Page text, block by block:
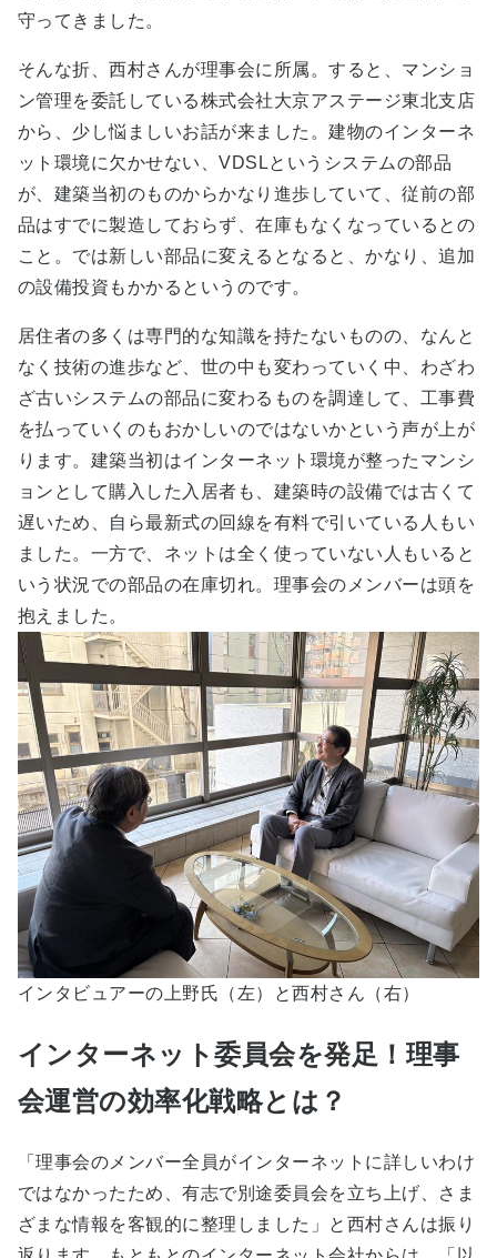
守ってきました。
そんな折、西村さんが理事会に所属。すると、マンショ
ン管理を委託している株式会社大京アステージ東北支店
から、少し悩ましいお話が来ました。建物のインターネ
ット環境に欠かせない、VDSLというシステムの部品
が、建築当初のものからかなり進歩していて、従前の部
品はすでに製造しておらず、在庫もなくなっているとの
こと。では新しい部品に変えるとなると、かなり、追加
の設備投資もかかるというのです。
居住者の多くは専門的な知識を持たないものの、なんと
なく技術の進歩など、世の中も変わっていく中、わざわ
ざ古いシステムの部品に変わるものを調達して、工事費
を払っていくのもおかしいのではないかという声が上が
ります。建築当初はインターネット環境が整ったマンシ
ョンとして購入した入居者も、建築時の設備では古くて
遅いため、自ら最新式の回線を有料で引いている人もい
ました。一方で、ネットは全く使っていない人もいると
いう状況での部品の在庫切れ。理事会のメンバーは頭を
抱えました。
インタビュアーの上野氏（左）と西村さん（右）
インターネット委員会を発足！理事
会運営の効率化戦略とは？
「理事会のメンバー全員がインターネットに詳しいわけ
ではなかったため、有志で別途委員会を立ち上げ、さま
ざまな情報を客観的に整理しました」と西村さんは振り